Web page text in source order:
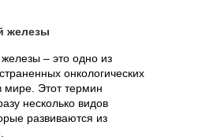
железы
– это одно из
онкологических
мире. Этот термин
несколько видов
развиваются из